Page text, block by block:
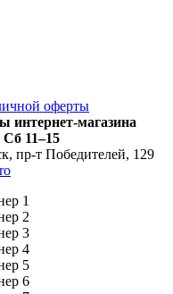
оферты
интернет-магазина
11–15
, пр-т Победителей, 129